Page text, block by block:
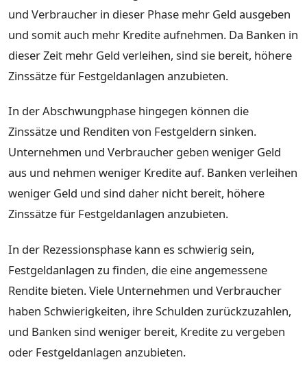
und Verbraucher in dieser Phase mehr Geld ausgeben
und somit auch mehr Kredite aufnehmen. Da Banken in
dieser Zeit mehr Geld verleihen, sind sie bereit, höhere
Zinssätze für Festgeldanlagen anzubieten.
In der Abschwungphase hingegen können die
Zinssätze und Renditen von Festgeldern sinken.
Unternehmen und Verbraucher geben weniger Geld
aus und nehmen weniger Kredite auf. Banken verleihen
weniger Geld und sind daher nicht bereit, höhere
Zinssätze für Festgeldanlagen anzubieten.
In der Rezessionsphase kann es schwierig sein,
Festgeldanlagen zu finden, die eine angemessene
Rendite bieten. Viele Unternehmen und Verbraucher
haben Schwierigkeiten, ihre Schulden zurückzuzahlen,
und Banken sind weniger bereit, Kredite zu vergeben
oder Festgeldanlagen anzubieten.